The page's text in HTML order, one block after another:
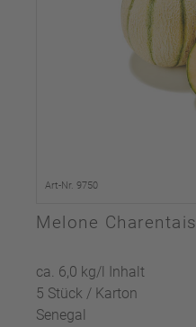
Art-Nr. 9750
Melone Charentais
ca. 6,0 kg/l Inhalt
5 Stück / Karton
Senegal